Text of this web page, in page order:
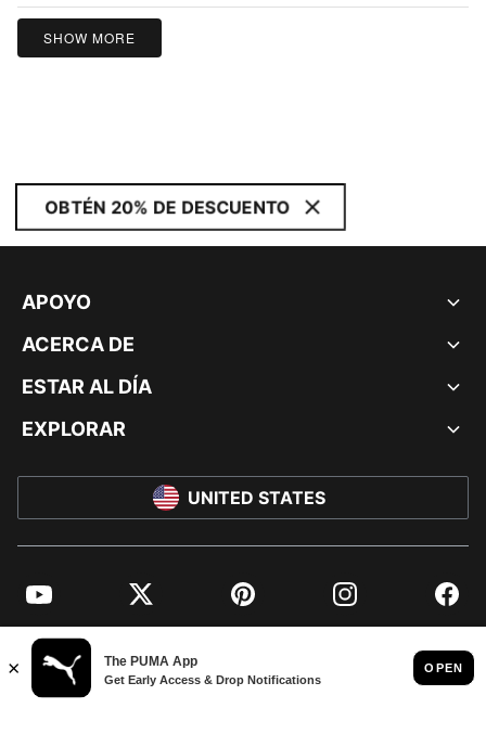
SHOW MORE
OBTÉN 20% DE DESCUENTO
APOYO
ACERCA DE
ESTAR AL DÍA
EXPLORAR
UNITED STATES
YouTube Twitter Pinterest Instagram
© PUMA NORTH AMERICA, INC.
IMPRINT AND LEGAL DATA